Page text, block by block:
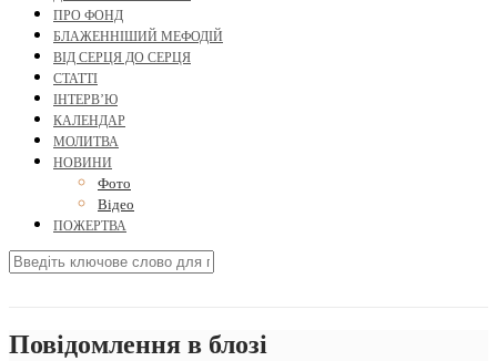
ПРО ФОНД
БЛАЖЕННІШИЙ МЕФОДІЙ
ВІД СЕРЦЯ ДО СЕРЦЯ
СТАТТІ
ІНТЕРВ’Ю
КАЛЕНДАР
МОЛИТВА
НОВИНИ
Фото
Відео
ПОЖЕРТВА
Повідомлення в блозі